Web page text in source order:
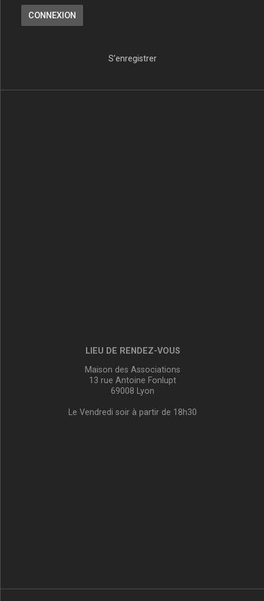
S’enregistrer
LIEU DE RENDEZ-VOUS
Maison des Associations
13 rue Antoine Fonlupt
69008 Lyon
Le Vendredi soir à partir de 18h30